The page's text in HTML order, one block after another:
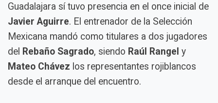
Guadalajara sí tuvo presencia en el once inicial de
Javier Aguirre. El entrenador de la Selección
Mexicana mandó como titulares a dos jugadores
del Rebaño Sagrado, siendo Raúl Rangel y
Mateo Chávez los representantes rojiblancos
desde el arranque del encuentro.